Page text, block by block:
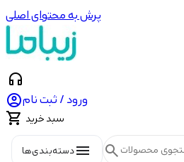
پرش به محتوای اصلی
headphones
ورود / ثبت نام
 سبد خرید
menuدسته‌بندی‌ها search